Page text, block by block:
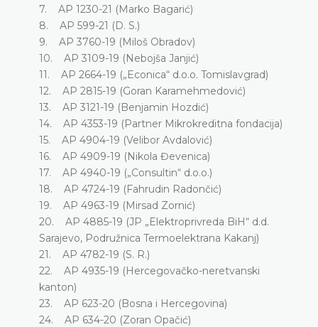
7. AP 1230-21 (Marko Bagarić)
8. AP 599-21 (D. S.)
9. AP 3760-19 (Miloš Obradov)
10. AP 3109-19 (Nebojša Janjić)
11. AP 2664-19 („Econica“ d.o.o. Tomislavgrad)
12. AP 2815-19 (Goran Karamehmedović)
13. AP 3121-19 (Benjamin Hozdić)
14. AP 4353-19 (Partner Mikrokreditna fondacija)
15. AP 4904-19 (Velibor Avdalović)
16. AP 4909-19 (Nikola Đevenica)
17. AP 4940-19 („Consultin“ d.o.o.)
18. AP 4724-19 (Fahrudin Radončić)
19. AP 4963-19 (Mirsad Zornić)
20. AP 4885-19 (JP „Elektroprivreda BiH“ d.d.
Sarajevo, Podružnica Termoelektrana Kakanj)
21. AP 4782-19 (S. R.)
22. AP 4935-19 (Hercegovačko-neretvanski
kanton)
23. AP 623-20 (Bosna i Hercegovina)
24. AP 634-20 (Zoran Opačić)